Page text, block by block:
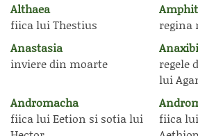
Althaea
fiica lui Thestius
regina
Anastasia
inviere din moarte
regele
lui
Andromacha
fiica lui Eetion si sotia lui
fiica lui